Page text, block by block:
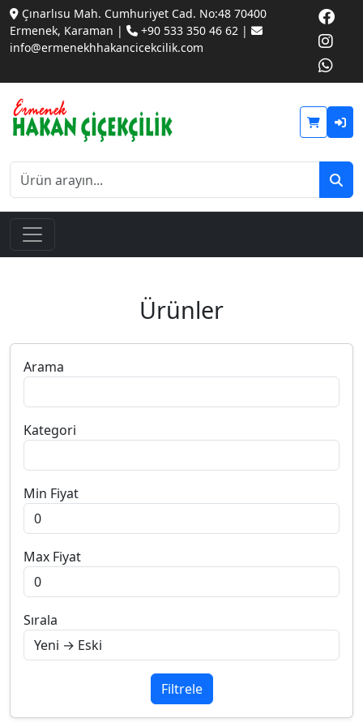
Çınarlısu Mah. Cumhuriyet Cad. No:48 70400
Ermenek, Karaman |
+90 533 350 46 62 |
info@ermenekhhakancicekcilik.com
Ürünler
Arama
Kategori
Min Fiyat
Max Fiyat
Sırala
Filtrele